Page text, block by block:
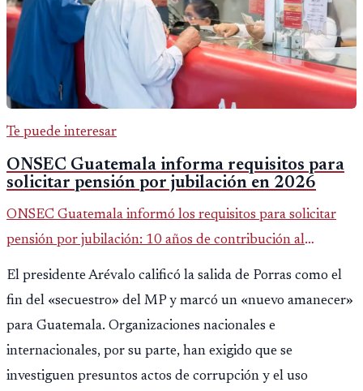
Te puede interesar
ONSEC Guatemala informa requisitos para
solicitar pensión por jubilación en 2026
ONSEC Guatemala informó los requisitos para solicitar
pensión por jubilación: 10 años de contribución al
Montepío y 50 años de edad, o 20 años de servicio sin
importar edad.
El presidente Arévalo calificó la salida de Porras como el
fin del «secuestro» del MP y marcó un «nuevo amanecer»
para Guatemala. Organizaciones nacionales e
internacionales, por su parte, han exigido que se
investiguen presuntos actos de corrupción y el uso